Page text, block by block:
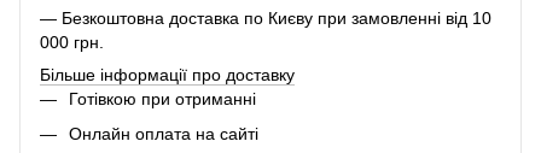
— Безкоштовна доставка по Києву при замовленні від 10
000 грн.
Більше інформації про доставку
Готівкою при отриманні
Онлайн оплата на сайті